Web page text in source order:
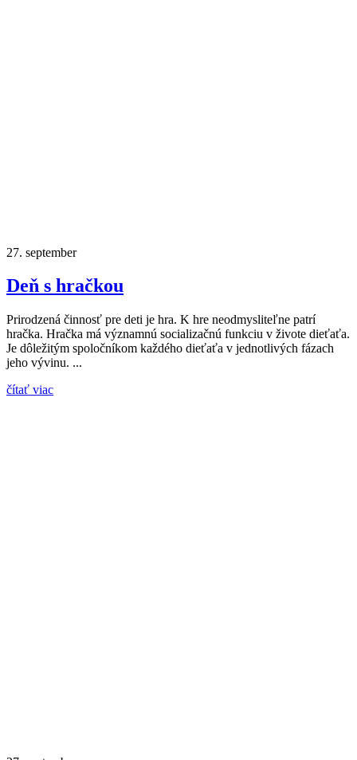
27. september
Deň s hračkou
Prirodzená činnosť pre deti je hra. K hre neodmysliteľne patrí
hračka. Hračka má významnú socializačnú funkciu v živote dieťaťa.
Je dôležitým spoločníkom každého dieťaťa v jednotlivých fázach
jeho vývinu. ...
čítať viac